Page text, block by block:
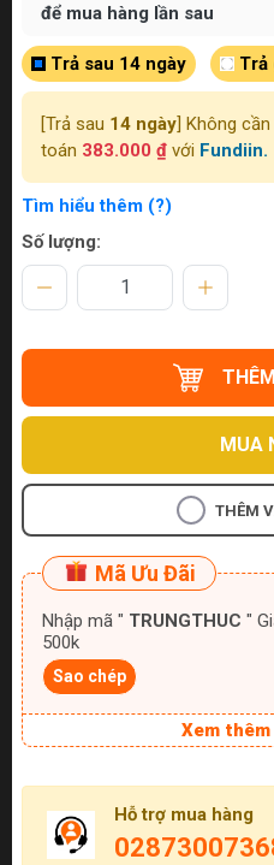
để mua hàng lần sau
Trả sau 14 ngày Trả
[Trả sau 14 ngày ] Không
toán 383.000 ₫ với Fundiin.
Tìm hiểu thêm (?)
Số lượng:
MUA
THÊM
Mã Ưu Đãi
Nhập mã " TRUNGTHUC " Giảm giá 20k cho đơn hàng từ
500k
Sao chép
Xem thêm
Hỗ trợ mua hàng